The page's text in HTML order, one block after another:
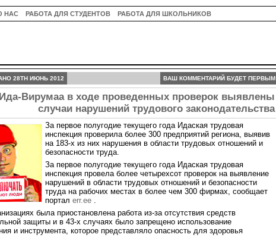
НАС РАБОТА ДЛЯ СТУДЕНТОВ РАБОТА ДЛЯ ШКОЛЬНИКОВ
28TH ИЮНЬ 2012 ВАШ КОММЕНТАРИЙ БУДЕТ ПЕРВЫМ
Вирумаа в ходе проведенных проверок выявлены
случаи нарушений трудового законодательства
За первое полугодие текущего года Идаская трудовая
инспекция проверила более 300 предприятий региона, выявив
на 183-х из них нарушения в области трудовых отношений и
безопасности труда.
За первое полугодие текущего года Идаская трудовая
инспекция провела более четырехсот проверок на выявление
нарушений в области трудовых отношений и безопасности
труда на рабочих местах в более чем 300 фирмах, сообщает
портал err.ee .
была приостановлена работа из-за отсутствия средств
защиты и в 43-х случаях было запрещено использование
и инструмента, которое представляло опасность для здоровья